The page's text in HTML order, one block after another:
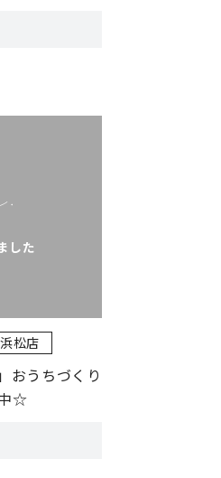
松店
おうちづくり
☆